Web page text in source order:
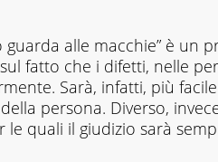
guarda alle macchie” è un
fatto che i difetti, nelle
Sarà, infatti, più
persona. Diverso,
quali il giudizio sarà